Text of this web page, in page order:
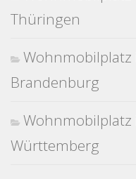
Thüringen
Wohnmobilplatz
Brandenburg
Wohnmobilplatz
Württemberg